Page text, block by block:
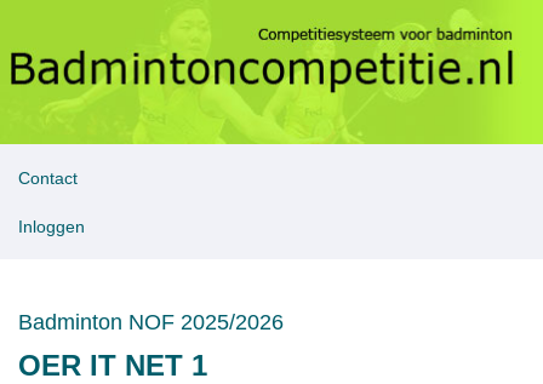
Contact
Inloggen
Badminton NOF 2025/2026
OER IT NET 1